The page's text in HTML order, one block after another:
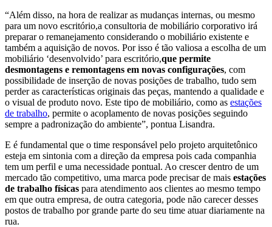
“Além disso, na hora de realizar as mudanças internas, ou mesmo
para um novo escritório,a consultoria de mobiliário corporativo irá
preparar o remanejamento considerando o mobiliário existente e
também a aquisição de novos. Por isso é tão valiosa a escolha de um
mobiliário ‘desenvolvido’ para escritório,que permite
desmontagens e remontagens em novas configurações, com
possibilidade de inserção de novas posições de trabalho, tudo sem
perder as características originais das peças, mantendo a qualidade e
o visual de produto novo. Este tipo de mobiliário, como as estações
de trabalho, permite o acoplamento de novas posições seguindo
sempre a padronização do ambiente”, pontua Lisandra.
E é fundamental que o time responsável pelo projeto arquitetônico
esteja em sintonia com a direção da empresa pois cada companhia
tem um perfil e uma necessidade pontual. Ao crescer dentro de um
mercado tão competitivo, uma marca pode precisar de mais estações
de trabalho físicas para atendimento aos clientes ao mesmo tempo
em que outra empresa, de outra categoria, pode não carecer desses
postos de trabalho por grande parte do seu time atuar diariamente na
rua.